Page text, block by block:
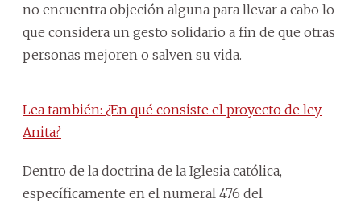
no encuentra objeción alguna para llevar a cabo lo
que considera un gesto solidario a fin de que otras
personas mejoren o salven su vida.
Lea también: ¿En qué consiste el proyecto de ley
Anita?
Dentro de la doctrina de la Iglesia católica,
específicamente en el numeral 476 del